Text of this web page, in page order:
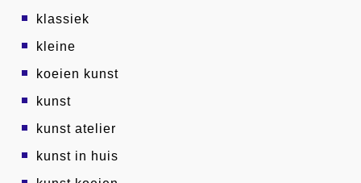
klassiek
kleine
koeien kunst
kunst
kunst atelier
kunst in huis